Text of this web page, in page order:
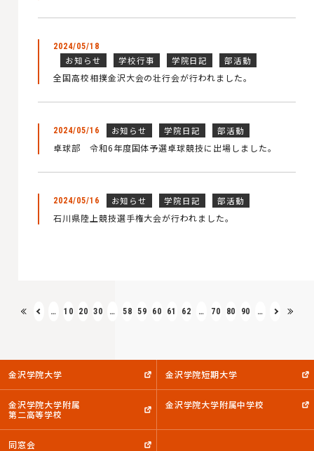
2024/05/18
お知らせ 学校行事 学院日記 部活動
全国高校相撲金沢大会の壮行会が行われました。
2024/05/16 お知らせ 学院日記 部活動
卓球部 令和6年度国体予選卓球競技に出場しました。
2024/05/16 お知らせ 学院日記 部活動
石川県陸上競技選手権大会が行われました。
… 10 20 30 … 58 59 60 61 62 … 70 80 90 …
金沢学院大学 金沢学院短期大学
金沢学院大学附属
第二高等学校
金沢学院大学附属中学校
同窓会